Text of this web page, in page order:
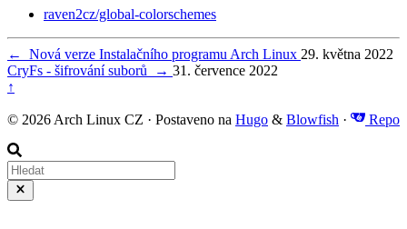
raven2cz/global-colorschemes
← Nová verze Instalačního programu Arch Linux 29. května 2022
CryFs - šifrování suborů
→ 31. července 2022
↑
© 2026 Arch Linux CZ · Postaveno na Hugo & Blowfish · Repo